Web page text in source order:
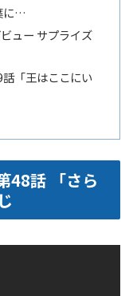
に…
ュー サプライズ
「王はここにい
48話 「さら